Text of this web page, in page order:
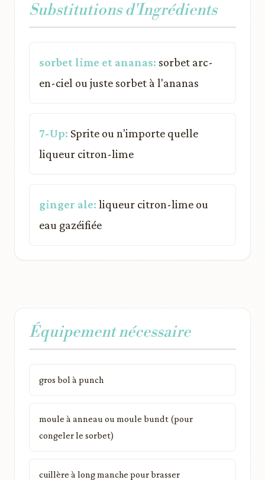
Substitutions d'Ingrédients
sorbet lime et ananas: sorbet arc-
en-ciel ou juste sorbet à l'ananas
7-Up: Sprite ou n'importe quelle
liqueur citron-lime
ginger ale: liqueur citron-lime ou
eau gazéifiée
Équipement nécessaire
gros bol à punch
moule à anneau ou moule bundt (pour
congeler le sorbet)
cuillère à long manche pour brasser